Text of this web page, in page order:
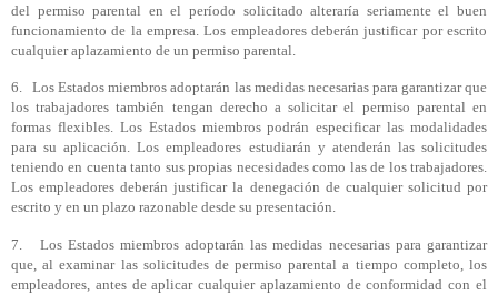
del permiso parental en el período solicitado alteraría seriamente el buen
funcionamiento de la empresa. Los empleadores deberán justificar por escrito
cualquier aplazamiento de un permiso parental.
6. Los Estados miembros adoptarán las medidas necesarias para garantizar que
los trabajadores también tengan derecho a solicitar el permiso parental en
formas flexibles. Los Estados miembros podrán especificar las modalidades
para su aplicación. Los empleadores estudiarán y atenderán las solicitudes
teniendo en cuenta tanto sus propias necesidades como las de los trabajadores.
Los empleadores deberán justificar la denegación de cualquier solicitud por
escrito y en un plazo razonable desde su presentación.
7. Los Estados miembros adoptarán las medidas necesarias para garantizar
que, al examinar las solicitudes de permiso parental a tiempo completo, los
empleadores, antes de aplicar cualquier aplazamiento de conformidad con el